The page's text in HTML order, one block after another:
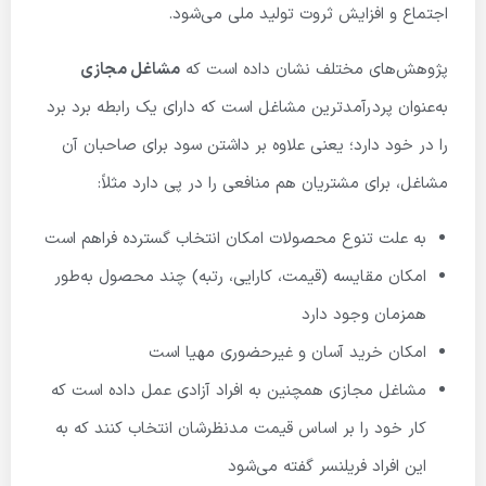
اجتماع و افزایش ثروت تولید ملی می‌شود.
پژوهش‌های مختلف نشان داده است که مشاغل مجازی
به‌عنوان پردرآمدترین مشاغل است که دارای یک رابطه برد برد
را در خود دارد؛ یعنی علاوه بر داشتن سود برای صاحبان آن
مشاغل، برای مشتریان هم منافعی را در پی دارد مثلاً:
به علت تنوع محصولات امکان انتخاب گسترده فراهم است
امکان مقایسه (قیمت، کارایی، رتبه) چند محصول به‌طور
همزمان وجود دارد
امکان خرید آسان و غیرحضوری مهیا است
مشاغل مجازی همچنین به افراد آزادی عمل داده است که
کار خود را بر اساس قیمت مدنظرشان انتخاب کنند که به
این افراد فریلنسر گفته می‌شود